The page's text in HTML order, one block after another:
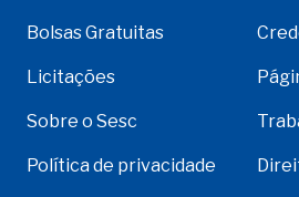
Bolsas Gratuitas
Licitações
Sobre o Sesc
Política de privacidade